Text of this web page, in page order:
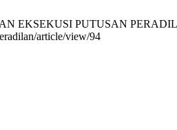
EKSEKUSI PUTUSAN
article/view/94